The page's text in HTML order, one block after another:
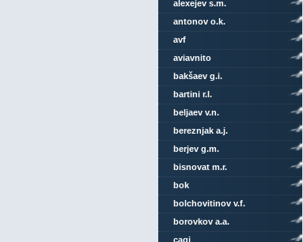
alexejev s.m.
antonov o.k.
avf
aviavnito
bakšaev g.i.
bartini r.l.
beljaev v.n.
bereznjak a.j.
berjev g.m.
bisnovat m.r.
bok
bolchovitinov v.f.
borovkov a.a.
cagi